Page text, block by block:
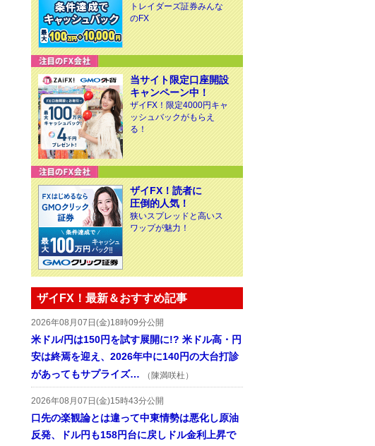
トレイダーズ証券みんな
のFX
当サイト限定口座開設
キャンペーン中！
ザイFX！限定4000円キャ
ッシュバックがもらえ
る！
ザイFX！読者に
圧倒的人気！
狭いスプレッドと高いス
ワップが魅力！
ザイFX！最新＆おすすめ記事
2026年08月07日(金)18時09分公開
米ドル/円は150円を試す展開に!? 米ドル高・円
安は終焉を迎え、2026年中に140円の大台打診
があってもサプライズ…
（陳満咲杜）
2026年08月07日(金)15時43分公開
口先の楽観論とは違って中東情勢は悪化し原油
反発、ドル円も158円台に戻しドル金利上昇で